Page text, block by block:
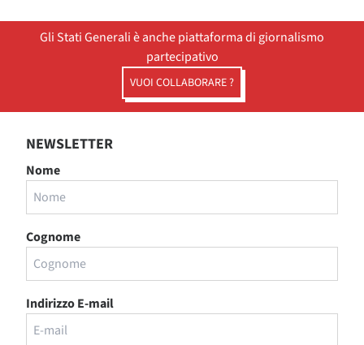
Gli Stati Generali è anche piattaforma di giornalismo
partecipativo
VUOI COLLABORARE ?
NEWSLETTER
Nome
Cognome
Indirizzo E-mail